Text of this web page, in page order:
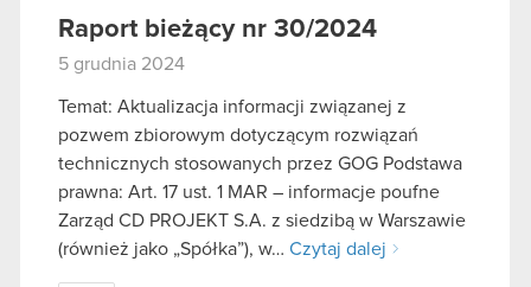
Raport bieżący nr 30/2024
5 grudnia 2024
Temat: Aktualizacja informacji związanej z
pozwem zbiorowym dotyczącym rozwiązań
technicznych stosowanych przez GOG Podstawa
prawna: Art. 17 ust. 1 MAR – informacje poufne
Zarząd CD PROJEKT S.A. z siedzibą w Warszawie
(również jako „Spółka”), w… Czytaj dalej